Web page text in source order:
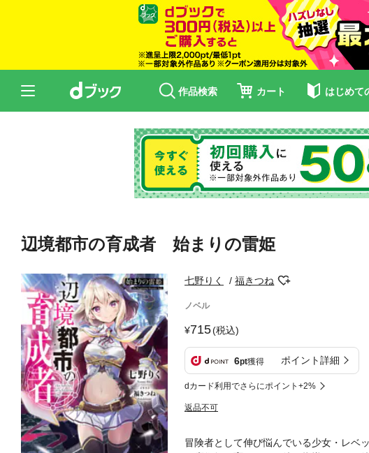
作品検索 カート はじめて
辺境都市の育成者 始まりの雷姫
七野りく 福きつね
ノベル
715(税込)
6pt獲得 ポイント詳細
dカード利用でさらにポイント+2%
返品不可
冒険者として伸び悩んでいる少女・レベ